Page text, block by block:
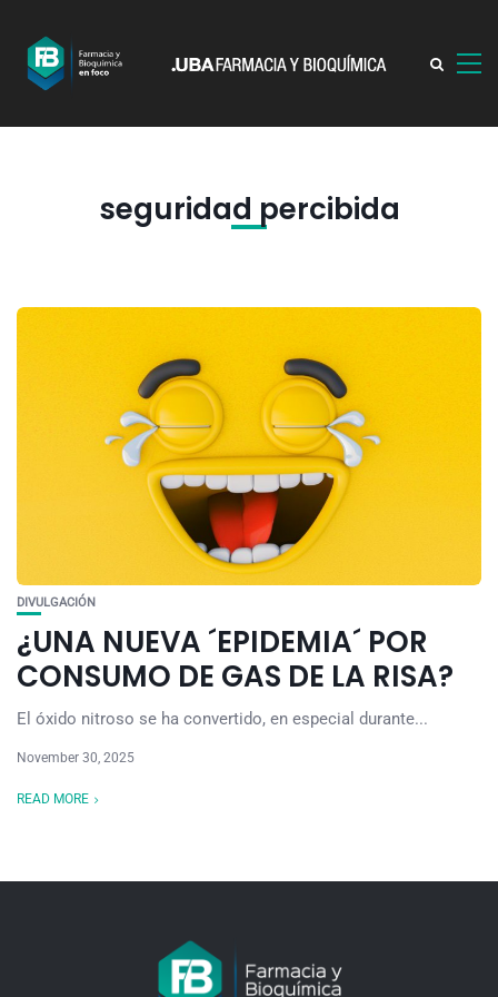
seguridad percibida
DIVULGACIÓN
¿UNA NUEVA ´EPIDEMIA´ POR
CONSUMO DE GAS DE LA RISA?
El óxido nitroso se ha convertido, en especial durante...
November 30, 2025
READ MORE